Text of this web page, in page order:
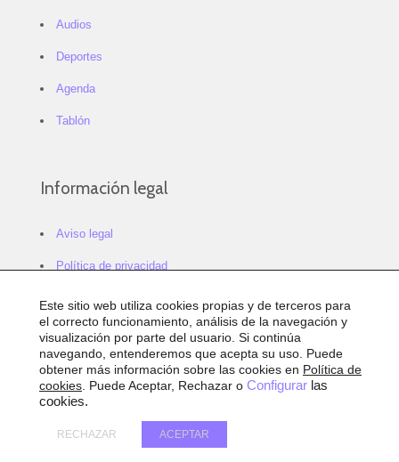
Audios
Deportes
Agenda
Tablón
Información legal
Aviso legal
Política de privacidad
Política de cookies
Configurar cookies
Sitemap
Accesibilidad
Este sitio web utiliza cookies propias y de terceros para
el correcto funcionamiento, análisis de la navegación y
visualización por parte del usuario. Si continúa
navegando, entenderemos que acepta su uso. Puede
obtener más información sobre las cookies en Política de
cookies . Puede Aceptar, Rechazar o Configurar las
cookies.
ACEPTAR
RECHAZAR